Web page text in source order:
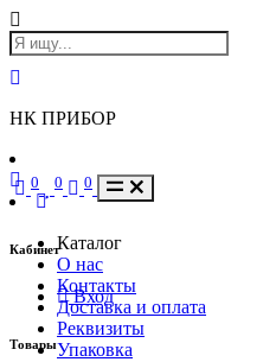
НК ПРИБОР
Кабинет
Вход
Товары
0 0 0
Каталог
О нас
Контакты
Доставка и оплата
Реквизиты
Упаковка